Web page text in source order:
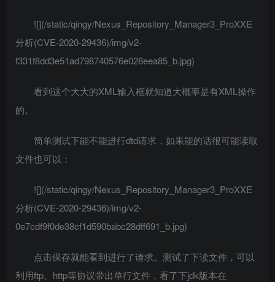
![](/static/qingy/Nexus_Repository_Manager3_ProXXE
分析(CVE-2020-29436)/img/v2-
f331f8dd3e51ad798740576e028eea85_b.jpg)
看到这个大大的XML输入框就知道大概率是有XML操作
的。
简单测试下能不能进行dtd请求，如果能的话很可能读取
文件也可以：
![](/static/qingy/Nexus_Repository_Manager3_ProXXE
分析(CVE-2020-29436)/img/v2-
0e7cdf9f0de38cf1d590babc28dff691_b.jpg)
点击保存就能看到进行了请求。测试了下读文件，可以
利用ftp、http等协议带出单行文件，看了下jdk版本在